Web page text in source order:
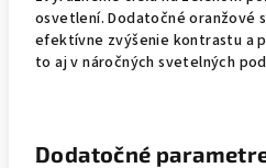
osvetlení. Dodatočné oranžové
efektívne zvýšenie kontrastu a
to aj v náročných svetelných
Dodatočné